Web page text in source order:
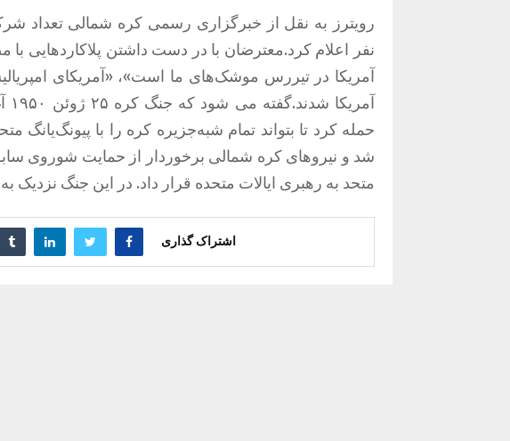
نفر اعلام کرد.معترضان با در دست داشتن پلاکاردهایی
آمریکا در تیررس موشک‌های ما است»، «آمریکای
حمله کرد تا بتواند تمام شبه‌جزیره کره را با پیونگ‌یانگ
شد و نیروهای کره شمالی برخوردار از حمایت شوروی
متحد به رهبری ایالات متحده قرار داد. در این جنگ نزدیک به
اشتراک گذاری